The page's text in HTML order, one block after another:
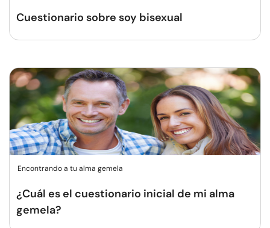
Cuestionario sobre soy bisexual
Encontrando a tu alma gemela
¿Cuál es el cuestionario inicial de mi alma
gemela?